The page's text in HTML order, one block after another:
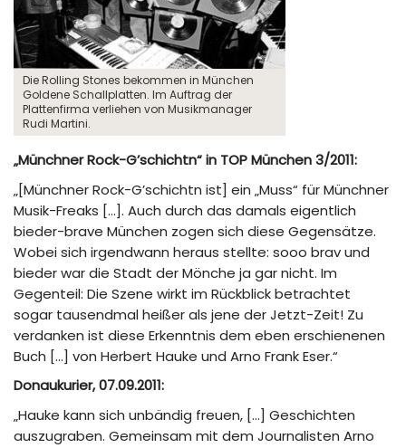
Die Rolling Stones bekommen in München
Goldene Schallplatten. Im Auftrag der
Plattenfirma verliehen von Musikmanager
Rudi Martini.
„Münchner Rock-G’schichtn“ in TOP München 3/2011:
„[Münchner Rock-G’schichtn ist] ein „Muss“ für Münchner
Musik-Freaks […]. Auch durch das damals eigentlich
bieder-brave München zogen sich diese Gegensätze.
Wobei sich irgendwann heraus stellte: sooo brav und
bieder war die Stadt der Mönche ja gar nicht. Im
Gegenteil: Die Szene wirkt im Rückblick betrachtet
sogar tausendmal heißer als jene der Jetzt-Zeit! Zu
verdanken ist diese Erkenntnis dem eben erschienenen
Buch […] von Herbert Hauke und Arno Frank Eser.“
Donaukurier, 07.09.2011:
„Hauke kann sich unbändig freuen, […] Geschichten
auszugraben. Gemeinsam mit dem Journalisten Arno